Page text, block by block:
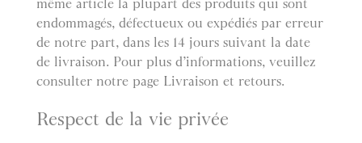
même article la plupart des produits qui sont
endommagés, défectueux ou expédiés par erreur
de notre part, dans les 14 jours suivant la date
de livraison. Pour plus d’informations, veuillez
consulter notre page Livraison et retours.
Respect de la vie privée